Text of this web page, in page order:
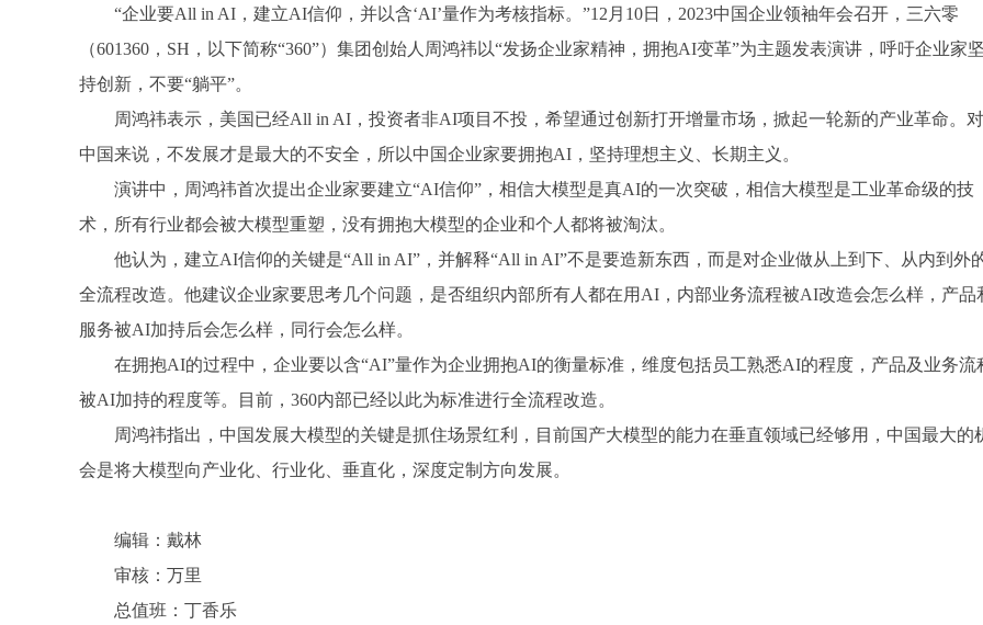
网
“企业要All in AI，建立AI信仰，并以含‘AI’量作为考核指标。”12月10日，2023中国企业领袖年会召开，三六零
（601360，SH，以下简称“360”）集团创始人周鸿祎以“发扬企业家精神，拥抱AI变革”为主题发表演讲，呼吁企业家
持创新，不要“躺平”。
周鸿祎表示，美国已经All in AI，投资者非AI项目不投，希望通过创新打开增量市场，掀起一轮新的产业革命。对
中国来说，不发展才是最大的不安全，所以中国企业家要拥抱AI，坚持理想主义、长期主义。
演讲中，周鸿祎首次提出企业家要建立“AI信仰”，相信大模型是真AI的一次突破，相信大模型是工业革命级的技
术，所有行业都会被大模型重塑，没有拥抱大模型的企业和个人都将被淘汰。
他认为，建立AI信仰的关键是“All in AI”，并解释“All in AI”不是要造新东西，而是对企业做从上到下、从内到外
全流程改造。他建议企业家要思考几个问题，是否组织内部所有人都在用AI，内部业务流程被AI改造会怎么样，产品
服务被AI加持后会怎么样，同行会怎么样。
在拥抱AI的过程中，企业要以含“AI”量作为企业拥抱AI的衡量标准，维度包括员工熟悉AI的程度，产品及业务流
被AI加持的程度等。目前，360内部已经以此为标准进行全流程改造。
周鸿祎指出，中国发展大模型的关键是抓住场景红利，目前国产大模型的能力在垂直领域已经够用，中国最大的
会是将大模型向产业化、行业化 、垂直化，深度定制方向发展。
编辑：戴林
审核：万里
总值班：丁香乐